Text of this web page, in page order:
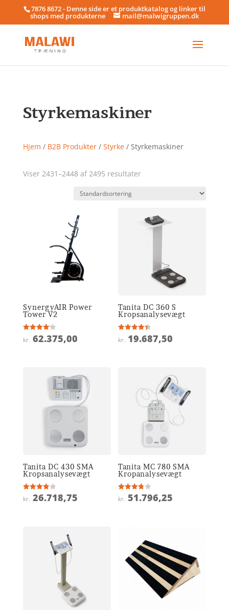
7876 8672 - Denne side er et produktkatalog og linker til
shops med produkterne mail@malwigruppen.dk
Styrkemaskiner
Hjem / B2B Produkter/ Styrke/ Styrkemaskiner
Viser 2431–2448 af 2495 resultater
SynergyAIR Power
Tower V2
Vurderet
4.2
kr. 62.375,00
Tanita DC 360 S
Kropsanalysevægt
Vurderet
4.4
kr. 19.687,50
Tanita DC 430 SMA
Kropsanalysevægt
Vurderet
3.9
kr. 26.718,75
Tanita MC 780 SMA
Kropanalysevægt
Vurderet
3.8
kr. 51.796,25